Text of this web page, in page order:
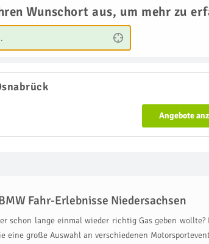
Wunschort aus, um mehr zu
Angebote
Fahr-Erlebnisse Niedersachsen
schon lange einmal wieder richtig Gas geben
eine große Auswahl an verschiedenen